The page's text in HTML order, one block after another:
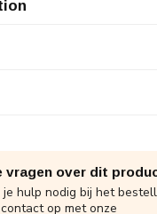
vragen over dit
hulp nodig bij het
op met onze